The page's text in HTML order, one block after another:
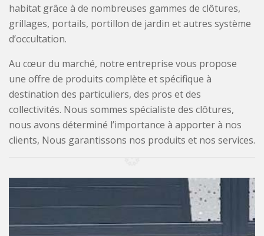
habitat grâce à de nombreuses gammes de clôtures,
grillages, portails, portillon de jardin et autres système
d’occultation.
Au cœur du marché, notre entreprise vous propose
une offre de produits complète et spécifique à
destination des particuliers, des pros et des
collectivités. Nous sommes spécialiste des clôtures,
nous avons déterminé l’importance à apporter à nos
clients, Nous garantissons nos produits et nos services.